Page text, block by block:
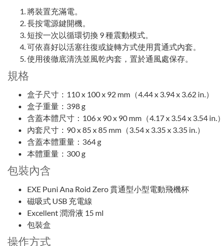
將裝置充滿電。
長按電源鍵開機。
短按一次以循環切換 9 種震動模式。
可依喜好以活塞往復或旋轉方式使用貫通式內套。
使用後徹底清洗並風乾內套，置於通風處保存。
規格
盒子尺寸：110 x 100 x 92 mm（4.44 x 3.94 x 3.62 in.）
盒子重量：398 g
含蓋本體尺寸：106 x 90 x 90 mm（4.17 x 3.54 x 3.54 in.
內套尺寸：90 x 85 x 85 mm（3.54 x 3.35 x 3.35 in.）
含蓋本體重量：364 g
本體重量：300 g
包裝內含
EXE Puni Ana Roid Zero 貫通型小型電動飛機杯
磁吸式 USB 充電線
Excellent 潤滑液 15 ml
包裝盒
操作方式